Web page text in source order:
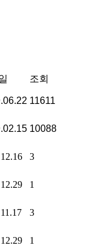
조회
11611
10088
3
1
3
1